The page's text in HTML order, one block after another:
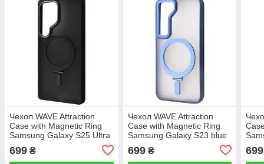
Чехол WAVE Attraction
Case with Magnetic Ring
Samsung Galaxy S25 Ultra
699 ₴
Чехол WAVE Attraction
Case with Magnetic Ring
Samsung Galaxy S23 blue
699₴ 699